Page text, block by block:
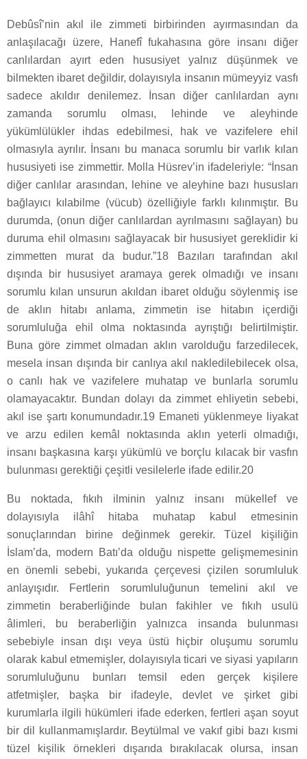
Debûsî’nin akıl ile zimmeti birbirinden ayırmasından da
anlaşılacağı üzere, Hanefî fukahasına göre insanı diğer
canlılardan ayırt eden hususiyet yalnız düşünmek ve
bilmekten ibaret değildir, dolayısıyla insanın mümeyyiz vasfı
sadece akıldır denilemez. İnsan diğer canlılardan aynı
zamanda sorumlu olması, lehinde ve aleyhinde
yükümlülükler ihdas edebilmesi, hak ve vazifelere ehil
olmasıyla ayrılır. İnsanı bu manaca sorumlu bir varlık kılan
hususiyeti ise zimmettir. Molla Hüsrev’in ifadeleriyle: “İnsan
diğer canlılar arasından, lehine ve aleyhine bazı hususları
bağlayıcı kılabilme (vücub) özelliğiyle farklı kılınmıştır. Bu
durumda, (onun diğer canlılardan ayrılmasını sağlayan) bu
duruma ehil olmasını sağlayacak bir hususiyet gereklidir ki
zimmetten murat da budur.”18 Bazıları tarafından akıl
dışında bir hususiyet aramaya gerek olmadığı ve insanı
sorumlu kılan unsurun akıldan ibaret olduğu söylenmiş ise
de aklın hitabı anlama, zimmetin ise hitabın içerdiği
sorumluluğa ehil olma noktasında ayrıştığı belirtilmiştir.
Buna göre zimmet olmadan aklın varolduğu farzedilecek,
mesela insan dışında bir canlıya akıl nakledilebilecek olsa,
o canlı hak ve vazifelere muhatap ve bunlarla sorumlu
olamayacaktır. Bundan dolayı da zimmet ehliyetin sebebi,
akıl ise şartı konumundadır.19 Emaneti yüklenmeye liyakat
ve arzu edilen kemâl noktasında aklın yeterli olmadığı,
insanı başkasına karşı yükümlü ve borçlu kılacak bir vasfın
bulunması gerektiği çeşitli vesilelerle ifade edilir.20
Bu noktada, fıkıh ilminin yalnız insanı mükellef ve
dolayısıyla ilâhî hitaba muhatap kabul etmesinin
sonuçlarından birine değinmek gerekir. Tüzel kişiliğin
İslam’da, modern Batı’da olduğu nispette gelişmemesinin
en önemli sebebi, yukarıda çerçevesi çizilen sorumluluk
anlayışıdır. Fertlerin sorumluluğunun temelini akıl ve
zimmetin beraberliğinde bulan fakihler ve fıkıh usulü
âlimleri, bu beraberliğin yalnızca insanda bulunması
sebebiyle insan dışı veya üstü hiçbir oluşumu sorumlu
olarak kabul etmemişler, dolayısıyla ticari ve siyasi yapıların
sorumluluğunu bunları temsil eden gerçek kişilere
atfetmişler, başka bir ifadeyle, devlet ve şirket gibi
kurumlarla ilgili hükümleri ifade ederken, fertleri aşan soyut
bir dil kullanmamışlardır. Beytülmal ve vakıf gibi bazı kısmi
tüzel kişilik örnekleri dışarıda bırakılacak olursa, insan